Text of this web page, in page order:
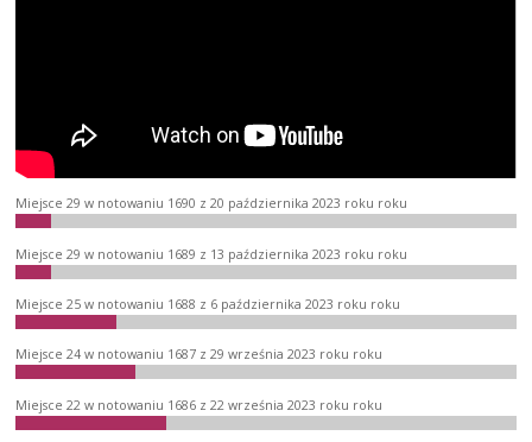
Miejsce 29 w notowaniu 1690 z 20 października 2023 roku roku
Miejsce 29 w notowaniu 1689 z 13 października 2023 roku roku
Miejsce 25 w notowaniu 1688 z 6 października 2023 roku roku
Miejsce 24 w notowaniu 1687 z 29 września 2023 roku roku
Miejsce 22 w notowaniu 1686 z 22 września 2023 roku roku